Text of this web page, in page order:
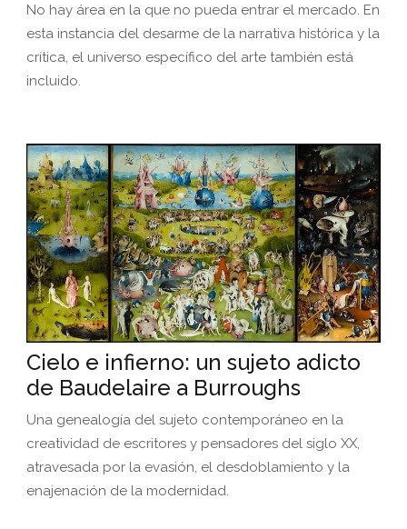
No hay área en la que no pueda entrar el mercado. En
esta instancia del desarme de la narrativa histórica y la
crítica, el universo específico del arte también está
incluido.
Cielo e infierno: un sujeto adicto
de Baudelaire a Burroughs
Una genealogía del sujeto contemporáneo en la
creatividad de escritores y pensadores del siglo XX,
atravesada por la evasión, el desdoblamiento y la
enajenación de la modernidad.